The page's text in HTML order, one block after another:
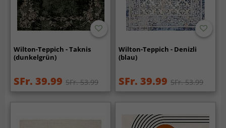
Wilton-Teppich - Taknis
(dunkelgrün)
SFr. 39.99 SFr. 53.99
Wilton-Teppich - Denizli
(blau)
SFr. 39.99 SFr. 53.99